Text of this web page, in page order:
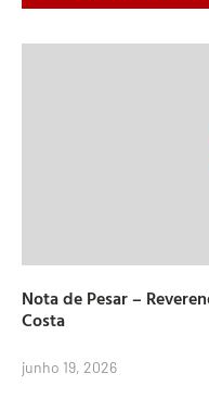
Nota de Pesar –
Costa
junho 19, 2026